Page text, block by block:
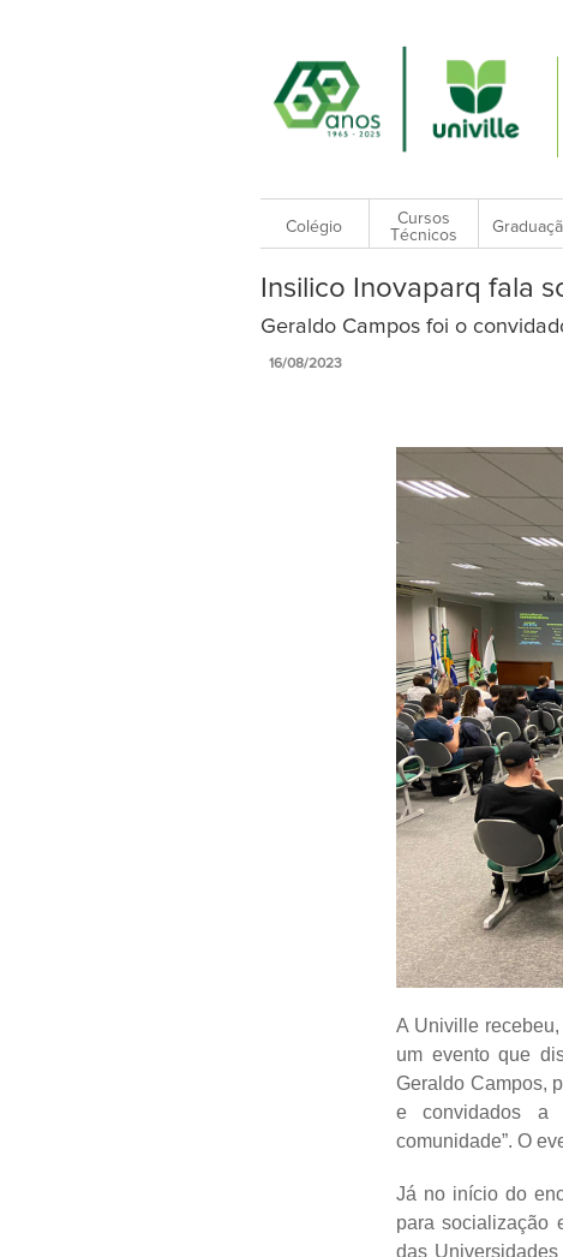
Colégio
Cursos
Técnicos
Insilico Inovaparq fala
Geraldo Campos foi o
16/08/2023
A Univille
um evento que
Geraldo Campos,
e convidados a
comunidade”. O
Já no início do
para socialização
das